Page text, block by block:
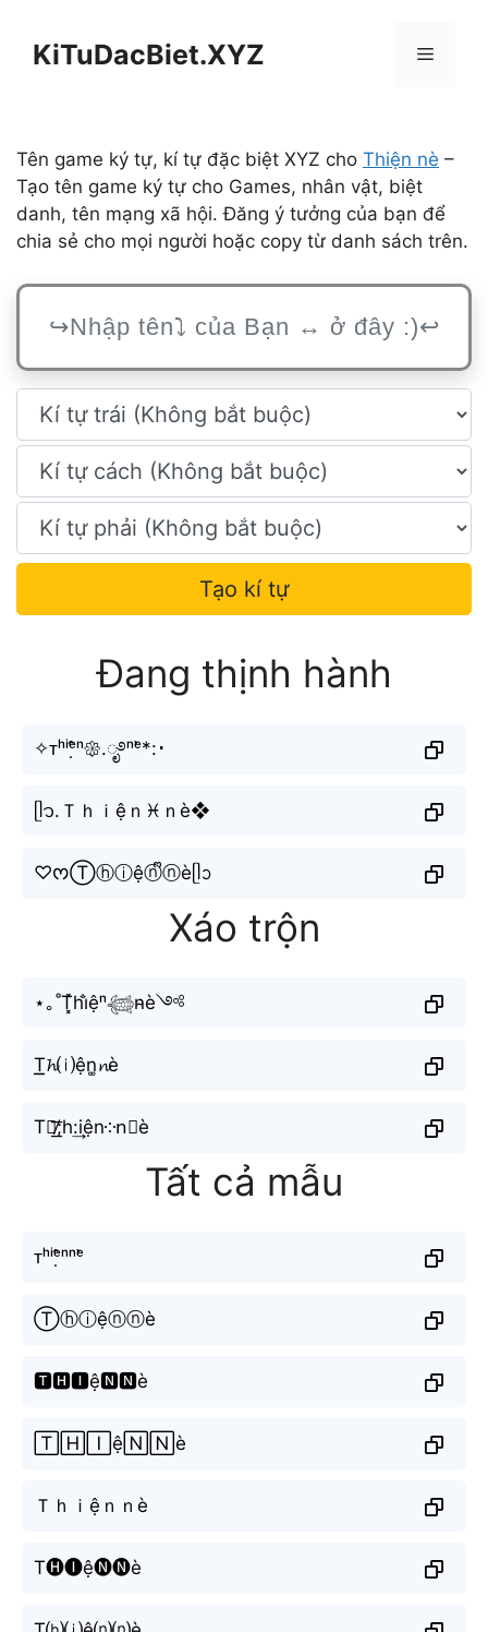
KiTuDacBiet.XYZ Menu
Tên game ký tự, kí tự đặc biệt XYZ cho Thiện nè –
Tạo tên game ký tự cho Games, nhân vật, biệt
danh, tên mạng xã hội. Đăng ý tưởng của bạn để
chia sẻ cho mọi người hoặc copy từ danh sách trên.
Tạo kí tự
Đang thịnh hành
✧ᴛʰⁱᵉ̣̂ⁿ𑁍.ೃ࿔ⁿᵉ̀*:･
ᥫ᭡.Ｔｈｉệｎ♓︎ｎè❖
♡ᰔⓉⓗⓘệⓝᩚⓝèᥫᩣ
Xáo trộn
⋆｡˚T͓̽hi̐ệⁿ𓆉n̴è༺
T͟͟𝓱⒤ện͚𝓷è
T⨳̸͟͞;h:͢iện༶n⃕è
Tất cả mẫu
ᴛʰⁱᵉ̣̂ⁿⁿᵉ̀
Ⓣⓗⓘệⓝⓝè
🆃🅷🅸ệ🅽🅽è
🅃🄷🄸ệ🄽🄽è
Ｔｈｉệｎｎè
T🅗🅘ệ🅝🅝è